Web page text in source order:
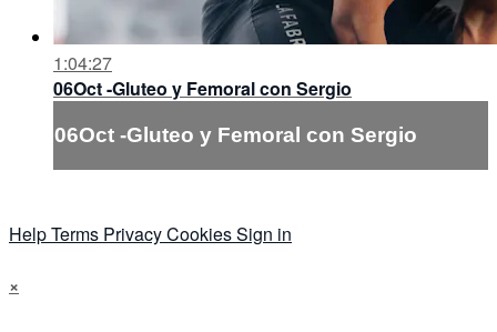
1:04:27
06Oct -Gluteo y Femoral con Sergio
06Oct -Gluteo y Femoral con Sergio
HelpTerms PrivacyCookiesSign in
×